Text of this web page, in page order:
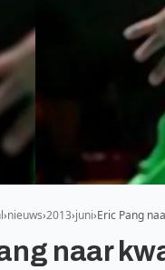
nieuws 2013 juni Eric Pang
naar